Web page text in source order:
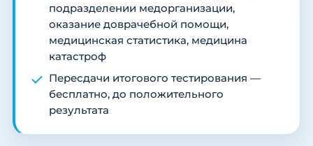
подразделении медорганизации,
оказание доврачебной помощи,
медицинская статистика, медицина
катастроф
Пересдачи итогового тестирования —
бесплатно, до положительного
результата